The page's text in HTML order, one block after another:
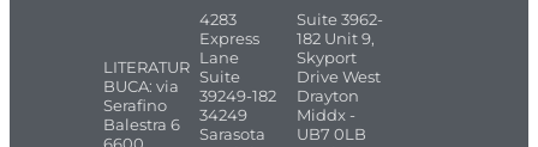
LITERATUR
BUCA: via
Serafino
Balestra 6
6600
4283
Express
Lane
Suite
39249-182
34249
Sarasota
Suite 3962-
182 Unit 9,
Skyport
Drive West
Drayton
Middx -
UB7 0LB